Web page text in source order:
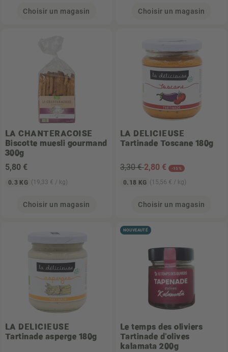
Choisir un magasin Choisir un magasin
LA CHANTERACOISE
Biscotte muesli gourmand
300g
5,80 €
0.3 KG (19,33 € / kg)
Choisir un magasin
LA DELICIEUSE
Tartinade Toscane 180g
3,30 €2,80 € -15%
0.18 KG (15,56 € / kg)
Choisir un magasin
LA DELICIEUSE
Tartinade asperge 180g
NOUVEAUTÉ
Le temps des oliviers
Tartinade d'olives
kalamata 200g